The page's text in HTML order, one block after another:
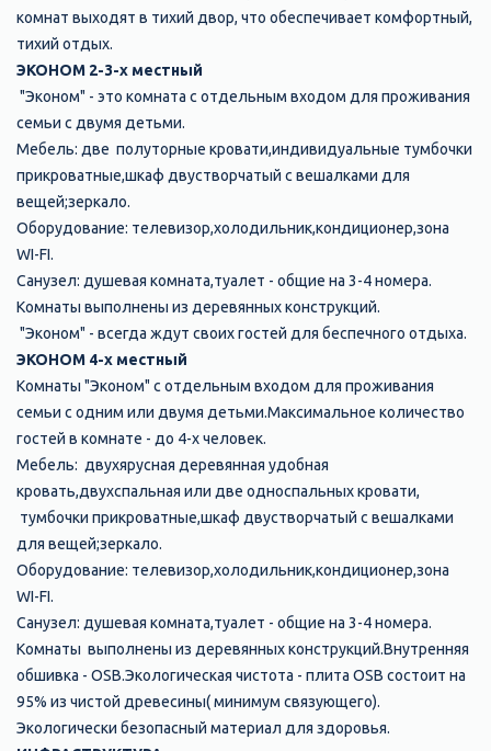
комнат выходят в тихий двор, что обеспечивает комфортный,
тихий отдых.
ЭКОНОМ 2-3-х местный
"Эконом" - это комната с отдельным входом для проживания
семьи с двумя детьми.
Мебель: две полуторные кровати,индивидуальные тумбочки
прикроватные,шкаф двустворчатый с вешалками для
вещей;зеркало.
Оборудование: телевизор,холодильник,кондиционер,зона
WI-FI.
Санузел: душевая комната,туалет - общие на 3-4 номера.
Комнаты выполнены из деревянных конструкций.
"Эконом" - всегда ждут своих гостей для беспечного отдыха.
ЭКОНОМ 4-х местный
Комнаты "Эконом" с отдельным входом для проживания
семьи с одним или двумя детьми.Максимальное количество
гостей в комнате - до 4-х человек.
Мебель: двухярусная деревянная удобная
кровать,двухспальная или две односпальных кровати,
тумбочки прикроватные,шкаф двустворчатый с вешалками
для вещей;зеркало.
Оборудование: телевизор,холодильник,кондиционер,зона
WI-FI.
Санузел: душевая комната,туалет - общие на 3-4 номера.
Комнаты выполнены из деревянных конструкций.Внутренняя
обшивка - ОSB.Экологическая чистота - плита ОSB состоит на
95% из чистой древесины( минимум связующего).
Экологически безопасный материал для здоровья.